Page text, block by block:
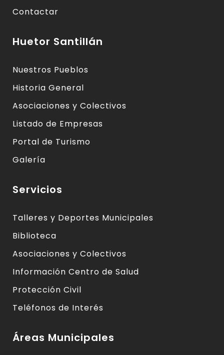
Contactar
Huetor Santillán
Nuestros Pueblos
Historia General
Asociaciones y Colectivos
Listado de Empresas
Portal de Turismo
Galería
Servicios
Talleres y Deportes Municipales
Biblioteca
Asociaciones y Colectivos
Información Centro de Salud
Protección Civil
Teléfonos de Interés
Áreas Municipales